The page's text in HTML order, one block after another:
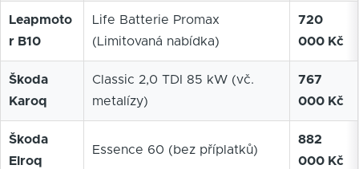
Leapmoto
r B10
Life Batterie Promax
(Limitovaná nabídka)
720
000 Kč
Škoda
Karoq
Classic 2,0 TDI 85 kW (vč.
metalízy)
767
000 Kč
Škoda
Elroq
Essence 60 (bez příplatků)
882
000 Kč